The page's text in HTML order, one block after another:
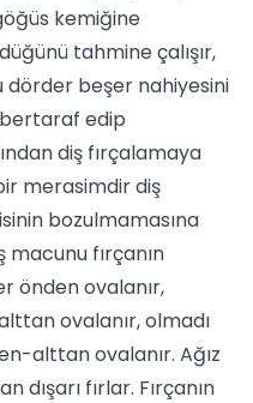
kemiğine
tahmine çalışır,
dörder beşer nahiyesini
bertaraf edip
diş fırçalamaya
merasimdir diş
bozulmamasına
fırçanın
önden ovalanır,
ovalanır, olmadı
alttan ovalanır. Ağız
fırlar. Fırçanın